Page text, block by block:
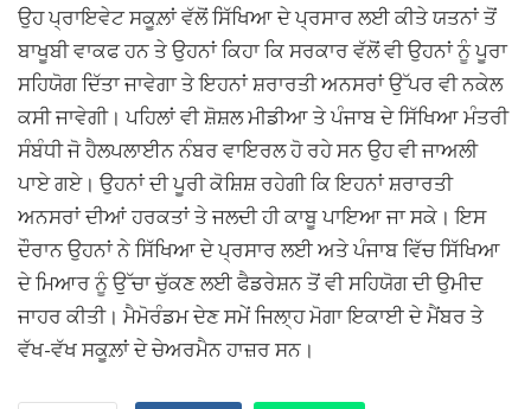
ਉਹ ਪ੍ਰਾਇਵੇਟ ਸਕੂਲ਼ਾਂ ਵੱਲੋਂ ਸਿੱਖਿਆ ਦੇ ਪ੍ਰਸਾਰ ਲਈ ਕੀਤੇ ਯਤਨਾਂ ਤੋਂ
ਬਾਖੂਬੀ ਵਾਕਫ ਹਨ ਤੇ ਉਹਨਾਂ ਕਿਹਾ ਕਿ ਸਰਕਾਰ ਵੱਲੋਂ ਵੀ ਉਹਨਾਂ ਨੂੰ ਪੂਰਾ
ਸਹਿਯੋਗ ਦਿੱਤਾ ਜਾਵੇਗਾ ਤੇ ਇਹਨਾਂ ਸ਼ਰਾਰਤੀ ਅਨਸਰਾਂ ਉੱਪਰ ਵੀ ਨਕੇਲ
ਕਸੀ ਜਾਵੇਗੀ। ਪਹਿਲਾਂ ਵੀ ਸ਼ੋਸ਼ਲ ਮੀਡੀਆ ਤੇ ਪੰਜਾਬ ਦੇ ਸਿੱਖਿਆ ਮੰਤਰੀ
ਸੰਬੰਧੀ ਜੋ ਹੈਲਪਲਾਈਨ ਨੰਬਰ ਵਾਇਰਲ ਹੋ ਰਹੇ ਸਨ ਉਹ ਵੀ ਜਾਅਲੀ
ਪਾਏ ਗਏ। ਉਹਨਾਂ ਦੀ ਪੂਰੀ ਕੋਸ਼ਿਸ਼ ਰਹੇਗੀ ਕਿ ਇਹਨਾਂ ਸ਼ਰਾਰਤੀ
ਅਨਸਰਾਂ ਦੀਆਂ ਹਰਕਤਾਂ ਤੇ ਜਲਦੀ ਹੀ ਕਾਬੂ ਪਾਇਆ ਜਾ ਸਕੇ। ਇਸ
ਦੌਰਾਨ ਉਹਨਾਂ ਨੇ ਸਿੱਖਿਆ ਦੇ ਪ੍ਰਸਾਰ ਲਈ ਅਤੇ ਪੰਜਾਬ ਵਿੱਚ ਸਿੱਖਿਆ
ਦੇ ਮਿਆਰ ਨੂੰ ਉੱਚਾ ਚੁੱਕਣ ਲਈ ਫੈਡਰੇਸ਼ਨ ਤੋਂ ਵੀ ਸਹਿਯੋਗ ਦੀ ਉਮੀਦ
ਜਾਹਰ ਕੀਤੀ। ਮੈਮੋਰੰਡਮ ਦੇਣ ਸਮੇਂ ਜਿਲਾ੍ਹ ਮੋਗਾ ਇਕਾਈ ਦੇ ਮੈਂਬਰ ਤੇ
ਵੱਖ-ਵੱਖ ਸਕੂਲ਼ਾਂ ਦੇ ਚੇਅਰਮੈਨ ਹਾਜ਼ਰ ਸਨ।